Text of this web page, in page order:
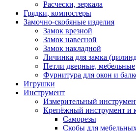
Расчески, зеркала
Грядки, компостеры
Замочно-скобяные изделия
Замок врезной
Замок навесной
Замок накладной
Личинка для замка
Петли дверные, мебельные
Фурнитура для окон и
Игрушки
Инструмент
Измерительный
Крепёжный инструмент и
Саморезы
Скобы для